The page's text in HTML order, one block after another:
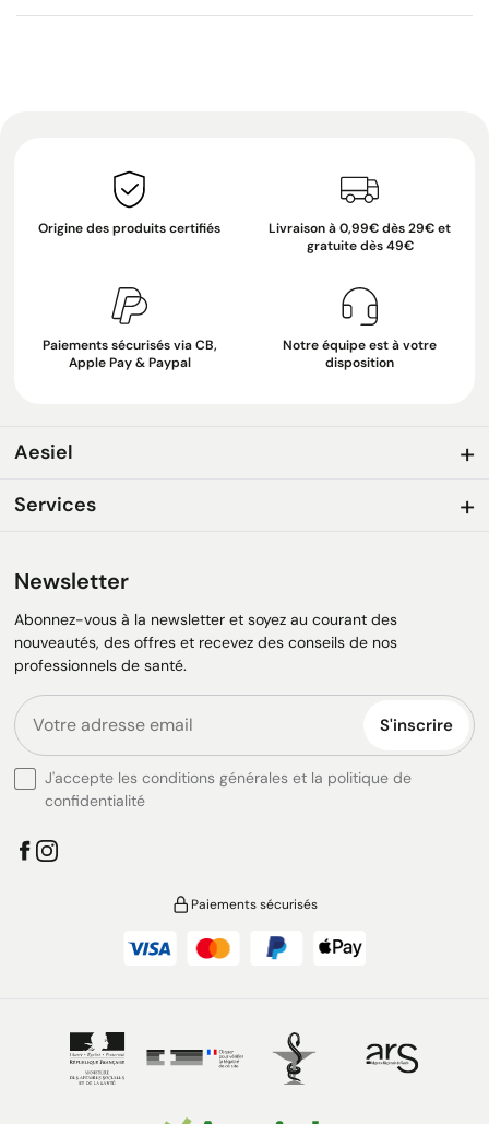
Origine des produits certifiés
Livraison à 0,99€ dès 29€ et
gratuite dès 49€
Paiements sécurisés via CB,
Apple Pay & Paypal
Notre équipe est à votre
disposition
Aesiel
Services
Newsletter
Abonnez-vous à la newsletter et soyez au courant des
nouveautés, des offres et recevez des conseils de nos
professionnels de santé.
S'inscrire
J'accepte les conditions générales et la politique de
confidentialité
Paiements sécurisés